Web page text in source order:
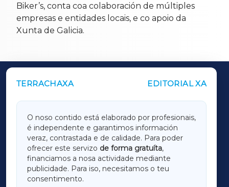
Biker’s, conta coa colaboración de múltiples
empresas e entidades locais, e co apoio da
Xunta de Galicia.
TERRACHAXA EDITORIAL XA
O noso contido está elaborado por profesionais,
é independente e garantimos información
veraz, contrastada e de calidade. Para poder
ofrecer este servizo de forma gratuíta,
financiamos a nosa actividade mediante
publicidade. Para iso, necesitamos o teu
consentimento.
OUTROS PERIÓDICOS
LUGOXA
TERRACHAXA